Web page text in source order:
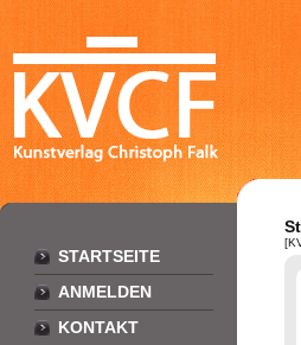
STARTSEITE
ANMELDEN
KONTAKT